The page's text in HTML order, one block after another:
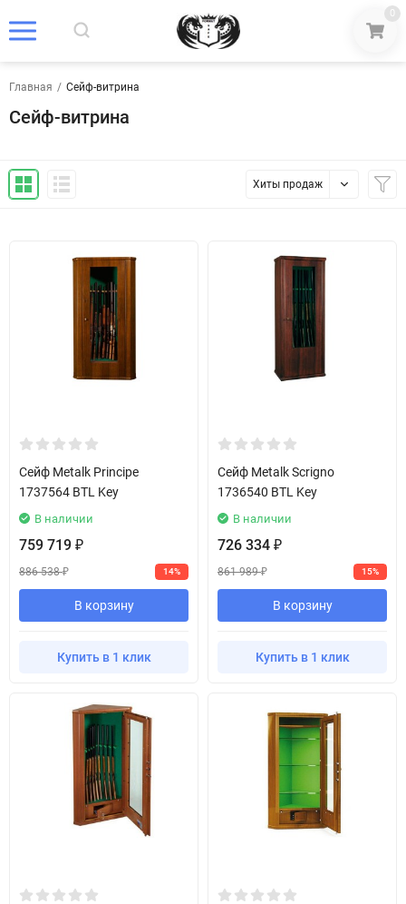
0
Главная / Сейф-витрина
Сейф-витрина
Хиты продаж
Сейф Metalk Principe
1737564 BTL Key
В наличии
759 719 ₽
886 538₽ 14%
В корзину
Купить в 1 клик
Сейф Metalk Scrigno
1736540 BTL Key
В наличии
726 334 ₽
861 989₽ 15%
В корзину
Купить в 1 клик